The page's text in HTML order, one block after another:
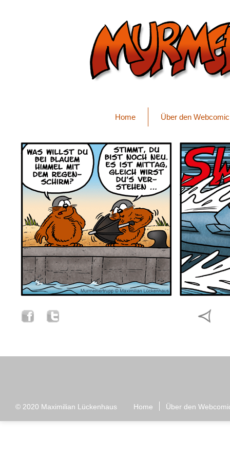
Home Über den Webcomic
© 2020 Maximilian Lückenhaus Home Über den